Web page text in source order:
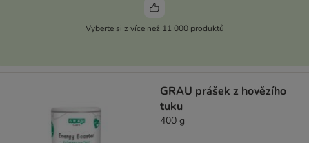
Vyberte si z více než 11 000 produktů
GRAU prášek z hovězího
tuku
400 g